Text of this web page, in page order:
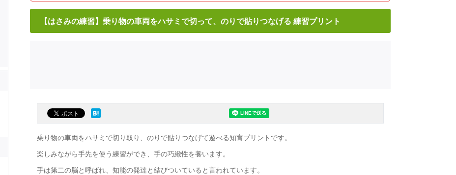
【はさみの練習】乗り物の車両をハサミで切って、のりで貼りつなげる 練習プリント
乗り物の車両をハサミで切り取り、のりで貼りつなげて遊べる知育プリントです。
楽しみながら手先を使う練習ができ、手の巧緻性を養います。
手は第二の脳と呼ばれ、知能の発達と結びついていると言われています。